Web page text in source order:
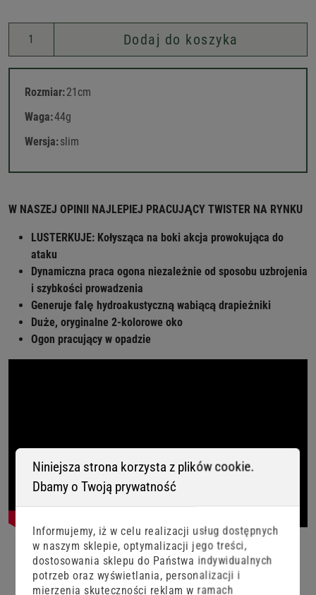
Niniejsza strona korzysta z plików cookie.
Dbamy o Twoją prywatność
Informujemy, iż w celu realizacji usług dostępnych
w naszym sklepie, optymalizacji jego treści,
dostosowania sklepu do Państwa indywidualnych
potrzeb oraz wyświetlania, personalizacji i
mierzenia skuteczności reklam w ramach
Dodaj do koszyka
Rozmiar:21cm
Waga:44g
Wersja:slim
W NASZEJ OPINII NAJLEPIEJ PRACUJĄCY TWISTER NA RYNKU
LUSTERKUJE: Kołysząca na boki akcja prowokująca do
ataku
Dynamiczna praca ogona niezależnie od sposobu uzbrojenia
i szybkości prowadzenia
Generuje falę hydroakustyczną wabiącą drapieżniki
Duże, oryginalne 2-kolorowe oko
Ogon pracujący w opadzie